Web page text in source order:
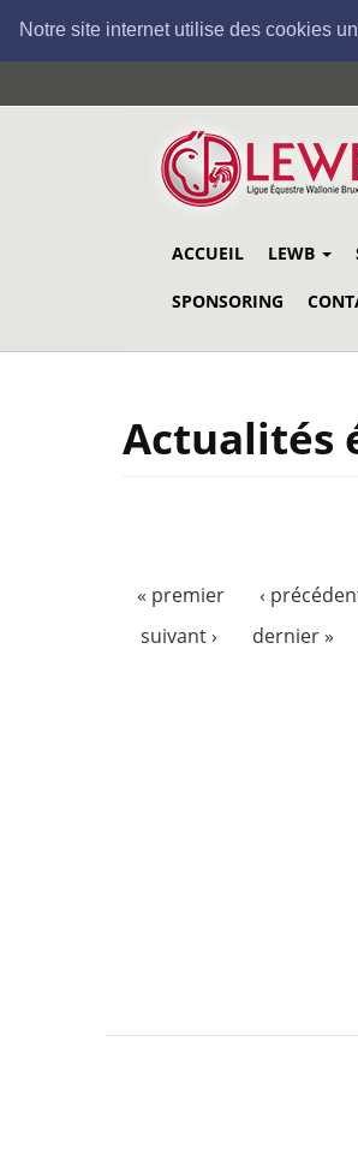
Notre site internet utilise des cookies
au
ACCUEIL LEWB
SPONSORING
Actualités
« premier ‹
suivant ›
dernier »